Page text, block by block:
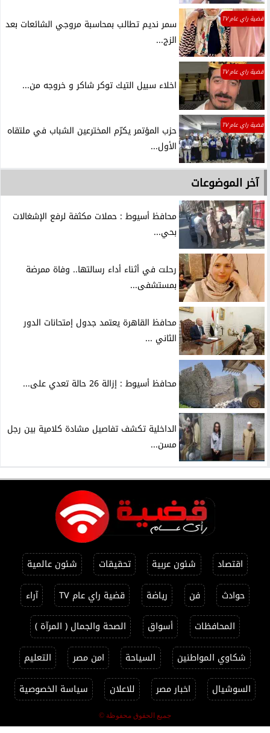
قضية راي عام TV
سمر نديم تطالب بمحاسبة مروجي الشائعات بعد
الزج...
قضية راي عام TV
اخلاء سبيل التيك توكر شاكر و خروجه من...
قضية راي عام TV
حزب المؤتمر يكرّم المخترعين الشباب في ملتقاه
الأول...
آخر الموضوعات
محافظ أسيوط : حملات مكثفة لرفع الإشغالات
بحي...
رحلت في أثناء أداء رسالتها.. وفاة ممرضة
بمستشفى...
محافظ القاهرة يعتمد جدول إمتحانات الدور
الثاني ...
محافظ أسيوط : إزالة 26 حالة تعدي على...
الداخلية تكشف تفاصيل مشادة كلامية بين رجل
مسن...
اقتصاد شئون عربية تحقيقات
شئون عالمية
حوادث
فن رياضة قضية راي عام TV
آراء
المحافظات
أسواق
الصحة والجمال ( المرآة )
شكاوي المواطنين
السياحة امن مصر
التعليم
السوشيال
اخبار مصر للاعلان سياسة الخصوصية
جميع الحقوق محفوظة ©